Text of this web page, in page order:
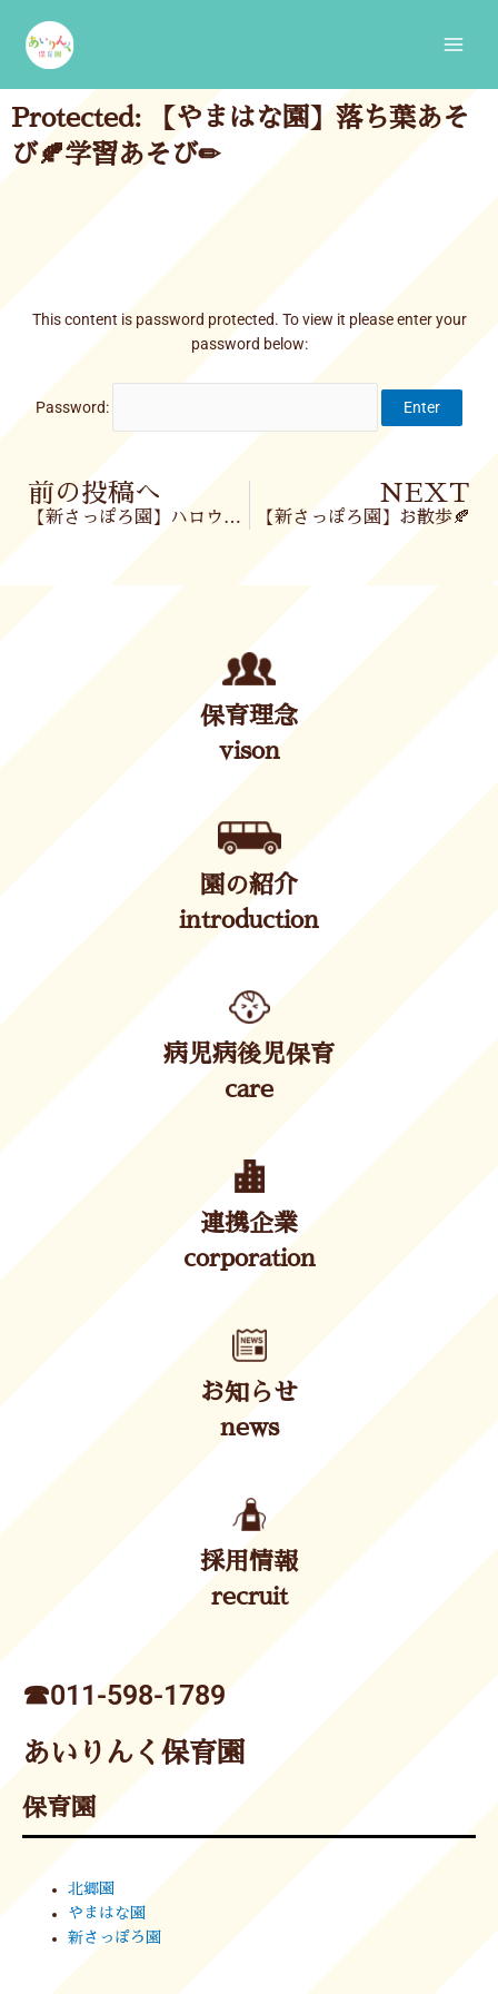
content
Protected: 【やまはな園】落ち葉あそ
び🍂学習あそび✏
This content is password protected. To view it please enter your
password below:
Password:
Prev
前の投稿へ
【新さっぽろ園】ハロウィンEnglish🎃
NEXT
【新さっぽろ園】お散歩🍂
保育理念
vison
園の紹介
introduction
病児病後児保育
care
連携企業
corporation
お知らせ
news
採用情報
recruit
☎︎011-598-1789
あいりんく保育園
保育園
北郷園
やまはな園
新さっぽろ園